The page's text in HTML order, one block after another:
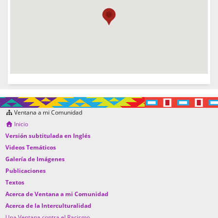
Ventana a mi Comunidad
Inicio
Versión subtitulada en Inglés
Videos Temáticos
Galería de Imágenes
Publicaciones
Textos
Acerca de Ventana a mi Comunidad
Acerca de la Interculturalidad